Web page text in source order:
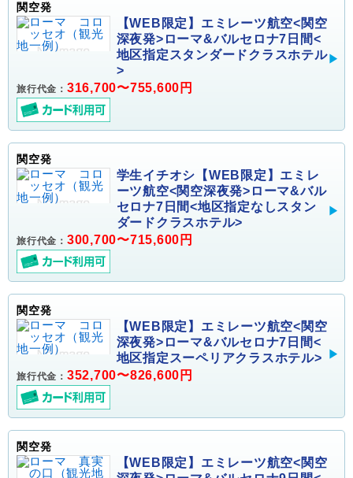
関空発
【WEB限定】エミレーツ航空<関空
深夜発>ローマ&バルセロナ7日間<
地区指定スタンダードクラスホテル
>
旅行代金： 316,700〜755,600円
関空発
学生イチオシ【WEB限定】エミレ
ーツ航空<関空深夜発>ローマ&バル
セロナ7日間<地区指定なしスタン
ダードクラスホテル>
旅行代金： 300,700〜715,600円
関空発
【WEB限定】エミレーツ航空<関空
深夜発>ローマ&バルセロナ7日間<
地区指定スーペリアクラスホテル>
旅行代金： 352,700〜826,600円
関空発
【WEB限定】エミレーツ航空<関空